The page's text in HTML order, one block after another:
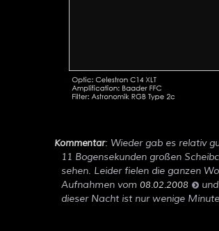
Kommentar: Wieder gab es relativ
11 Bogensekunden großen
sehen. Leider fielen die ganzen
Aufnahmen vom 08.02.2008 und
dieser Nacht ist nur wenige